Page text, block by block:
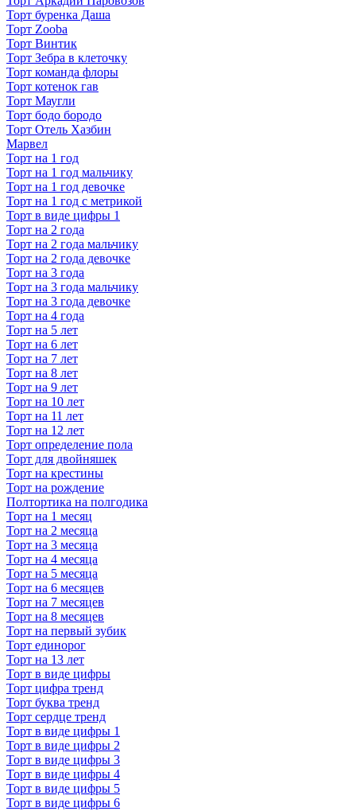
Торт буренка Даша
Торт Zooba
Торт Винтик
Торт Зебра в клеточку
Торт команда флоры
Торт котенок гав
Торт Маугли
Торт бодо бородо
Торт Отель Хазбин
Марвел
Торт на 1 год
Торт на 1 год мальчику
Торт на 1 год девочке
Торт на 1 год с метрикой
Торт в виде цифры 1
Торт на 2 года
Торт на 2 года мальчику
Торт на 2 года девочке
Торт на 3 года
Торт на 3 года мальчику
Торт на 3 года девочке
Торт на 4 года
Торт на 5 лет
Торт на 6 лет
Торт на 7 лет
Торт на 8 лет
Торт на 9 лет
Торт на 10 лет
Торт на 11 лет
Торт на 12 лет
Торт определение пола
Торт для двойняшек
Торт на крестины
Торт на рождение
Полтортика на полгодика
Торт на 1 месяц
Торт на 2 месяца
Торт на 3 месяца
Торт на 4 месяца
Торт на 5 месяца
Торт на 6 месяцев
Торт на 7 месяцев
Торт на 8 месяцев
Торт на первый зубик
Торт единорог
Торт на 13 лет
Торт в виде цифры
Торт цифра тренд
Торт буква тренд
Торт сердце тренд
Торт в виде цифры 1
Торт в виде цифры 2
Торт в виде цифры 3
Торт в виде цифры 4
Торт в виде цифры 5
Торт в виде цифры 6